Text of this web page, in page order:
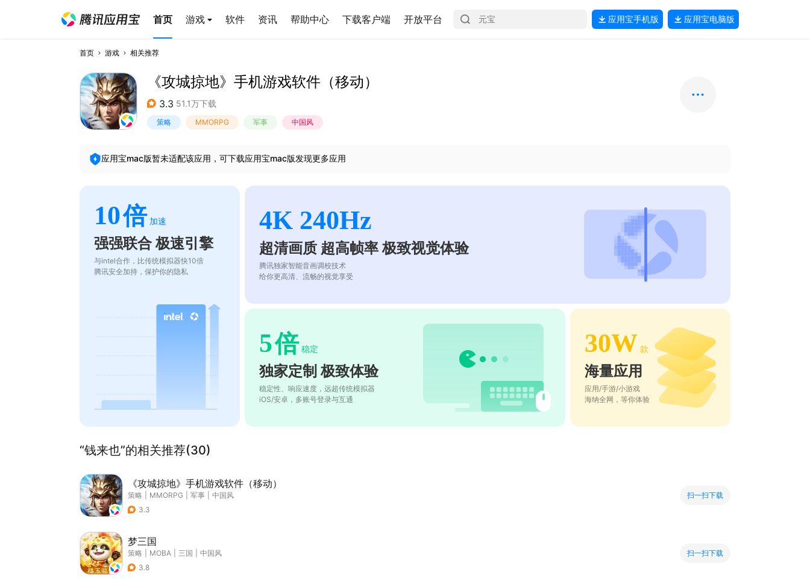
首页 游戏 软件 资讯 帮助中心 下载客户端 开放平台 应用宝手机版 应用宝电脑版
首页 游戏 相关推荐
《攻城掠地》手机游戏软件（移动）
3.3 51.1万下载
策略 MMORPG 军事 中国风
应用宝mac版暂未适配该应用，可下载应用宝mac版发现更多应用
10倍 加速
强强联合 极速引擎
与intel合作，比传统模拟器快10倍
腾讯安全加持，保护你的隐私
4K 240Hz
超清画质 超高帧率 极致视觉体验
腾讯独家智能音画调校技术
给你更高清、流畅的视觉享受
5倍 稳定
独家定制 极致体验
稳定性、响应速度，远超传统模拟器
iOS/安卓，多账号登录与互通
30W 款
海量应用
应用/手游/小游戏
海纳全网，等你体验
“钱来也”的相关推荐(30)
《攻城掠地》手机游戏软件（移动）
策略 MMORPG 军事
中国风
3.3
扫一扫下载
梦三国
策略 MOBA 三国
中国风
3.8
扫一扫下载